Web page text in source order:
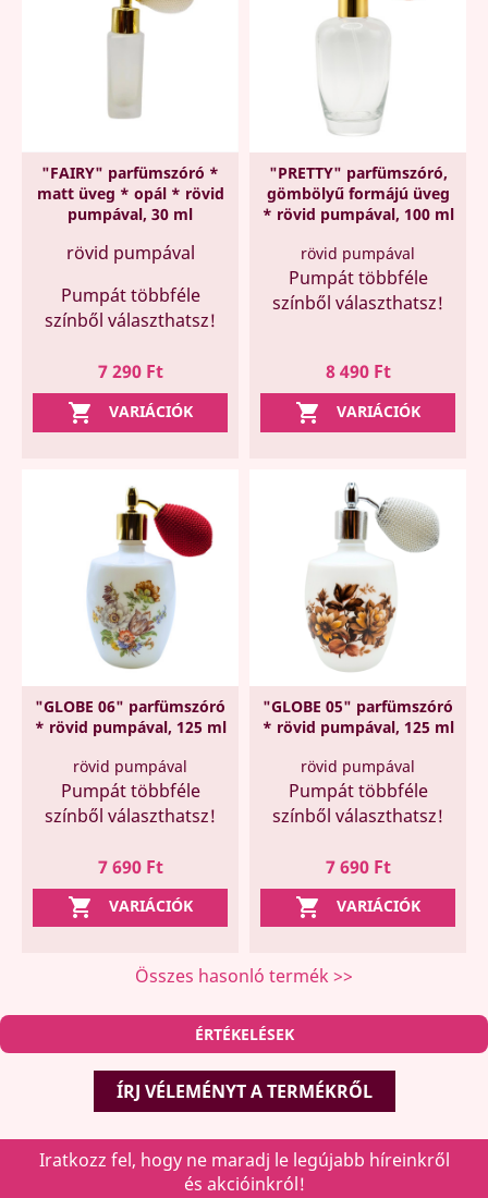
"FAIRY" parfümszóró *
matt üveg * opál * rövid
pumpával, 30 ml
rövid pumpával
Pumpát többféle
színből választhatsz!
Ár
7 290 Ft
 VARIÁCIÓK
"PRETTY" parfümszóró,
gömbölyű formájú üveg
* rövid pumpával, 100 ml
rövid pumpával
Pumpát többféle
színből választhatsz!
Ár
8 490 Ft
 VARIÁCIÓK
"GLOBE 06" parfümszóró
* rövid pumpával, 125 ml
rövid pumpával
Pumpát többféle
színből választhatsz!
Ár
7 690 Ft
 VARIÁCIÓK
"GLOBE 05" parfümszóró
* rövid pumpával, 125 ml
rövid pumpával
Pumpát többféle
színből választhatsz!
Ár
7 690 Ft
 VARIÁCIÓK
Összes hasonló termék >>
ÉRTÉKELÉSEK
ÍRJ VÉLEMÉNYT A TERMÉKRŐL
Iratkozz fel, hogy ne maradj le legújabb híreinkről
és akcióinkról!